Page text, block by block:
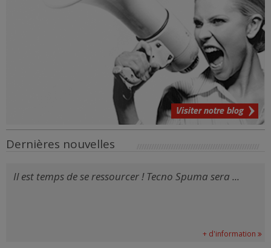
Visiter notre blog
Dernières nouvelles
Il est temps de se ressourcer ! Tecno Spuma sera ...
+ d'information